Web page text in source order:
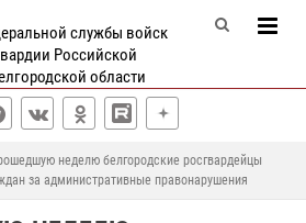
службы войск
Российской
области
неделю белгородские росгвардейцы
за административные правонарушения